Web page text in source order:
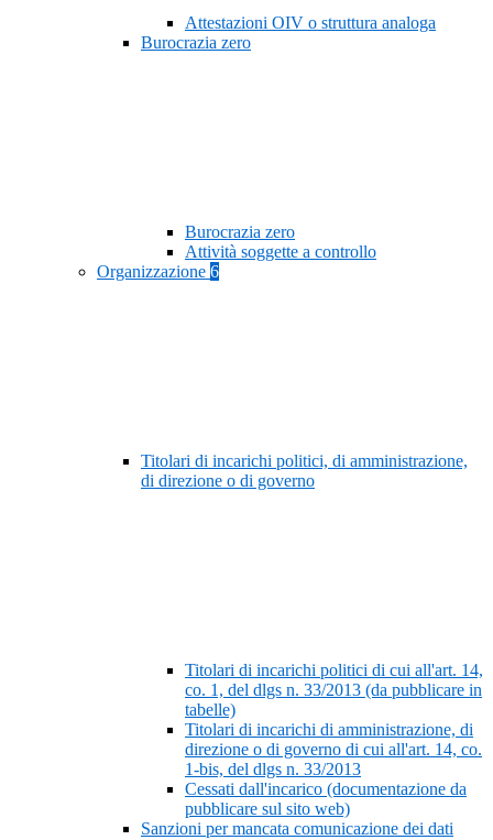
Attestazioni OIV o struttura analoga
Burocrazia zero
Burocrazia zero
Attività soggette a controllo
Organizzazione 6
Titolari di incarichi politici, di amministrazione,
di direzione o di governo
Titolari di incarichi politici di cui all'art. 14,
co. 1, del dlgs n. 33/2013 (da pubblicare in
tabelle)
Titolari di incarichi di amministrazione, di
direzione o di governo di cui all'art. 14, co.
1-bis, del dlgs n. 33/2013
Cessati dall'incarico (documentazione da
pubblicare sul sito web)
Sanzioni per mancata comunicazione dei dati